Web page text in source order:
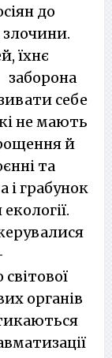
до
злочини.
їхнє
заборона
себе
не мають
й
та
і грабунок
органів